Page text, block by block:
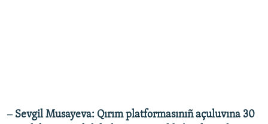
‒ Sevgil Musayeva: Qırım platformasınıñ açuluvına 30